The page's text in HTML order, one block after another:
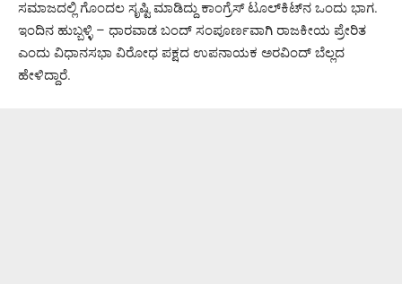
ಸಮಾಜದಲ್ಲಿ ಗೊಂದಲ ಸೃಷ್ಟಿ ಮಾಡಿದ್ದು ಕಾಂಗ್ರೆಸ್ ಟೂಲ್‌ಕಿಟ್‌ನ ಒಂದು ಭಾಗ.
ಇಂದಿನ ಹುಬ್ಬಳ್ಳಿ – ಧಾರವಾಡ ಬಂದ್ ಸಂಪೂರ್ಣವಾಗಿ ರಾಜಕೀಯ ಪ್ರೇರಿತ
ಎಂದು ವಿಧಾನಸಭಾ ವಿರೋಧ ಪಕ್ಷದ ಉಪನಾಯಕ ಅರವಿಂದ್ ಬೆಲ್ಲದ
ಹೇಳಿದ್ದಾರೆ.